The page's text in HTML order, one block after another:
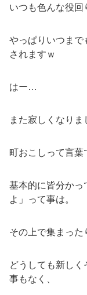
いつも色んな役回
やっぱりいつまで
されますｗ
はー…
また寂しくなりま
町おこしって言葉
基本的に皆分かっ
よ」って事は。
その上で集まった
どうしても新し
事もなく、